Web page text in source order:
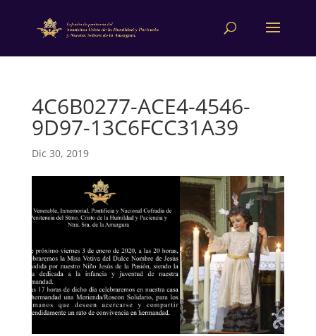
4C6B0277-ACE4-4546-
9D97-13C6FCC31A39
Dic 30, 2019